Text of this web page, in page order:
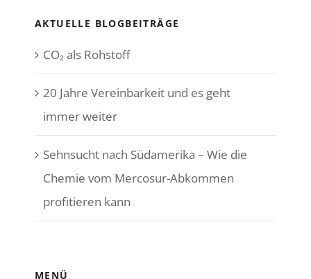
AKTUELLE BLOGBEITRÄGE
CO₂ als Rohstoff
20 Jahre Vereinbarkeit und es geht
immer weiter
Sehnsucht nach Südamerika – Wie die
Chemie vom Mercosur-Abkommen
profitieren kann
MENÜ